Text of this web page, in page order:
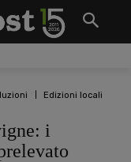
Edizioni locali
i